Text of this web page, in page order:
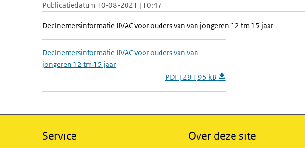
Publicatiedatum 10-08-2021 | 10:47
Deelnemersinformatie IIVAC voor ouders van van jongeren 12 tm 15 jaar
Deelnemersinformatie IIVAC voor ouders van van
jongeren 12 tm 15 jaar
PDF | 291,95 kB
Service Over deze site